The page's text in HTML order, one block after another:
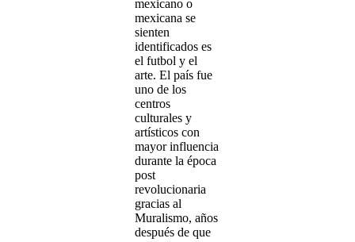
mexicano o
mexicana se
sienten
identificados es
el futbol y el
arte. El país fue
uno de los
centros
culturales y
artísticos con
mayor influencia
durante la época
post
revolucionaria
gracias al
Muralismo, años
después de que